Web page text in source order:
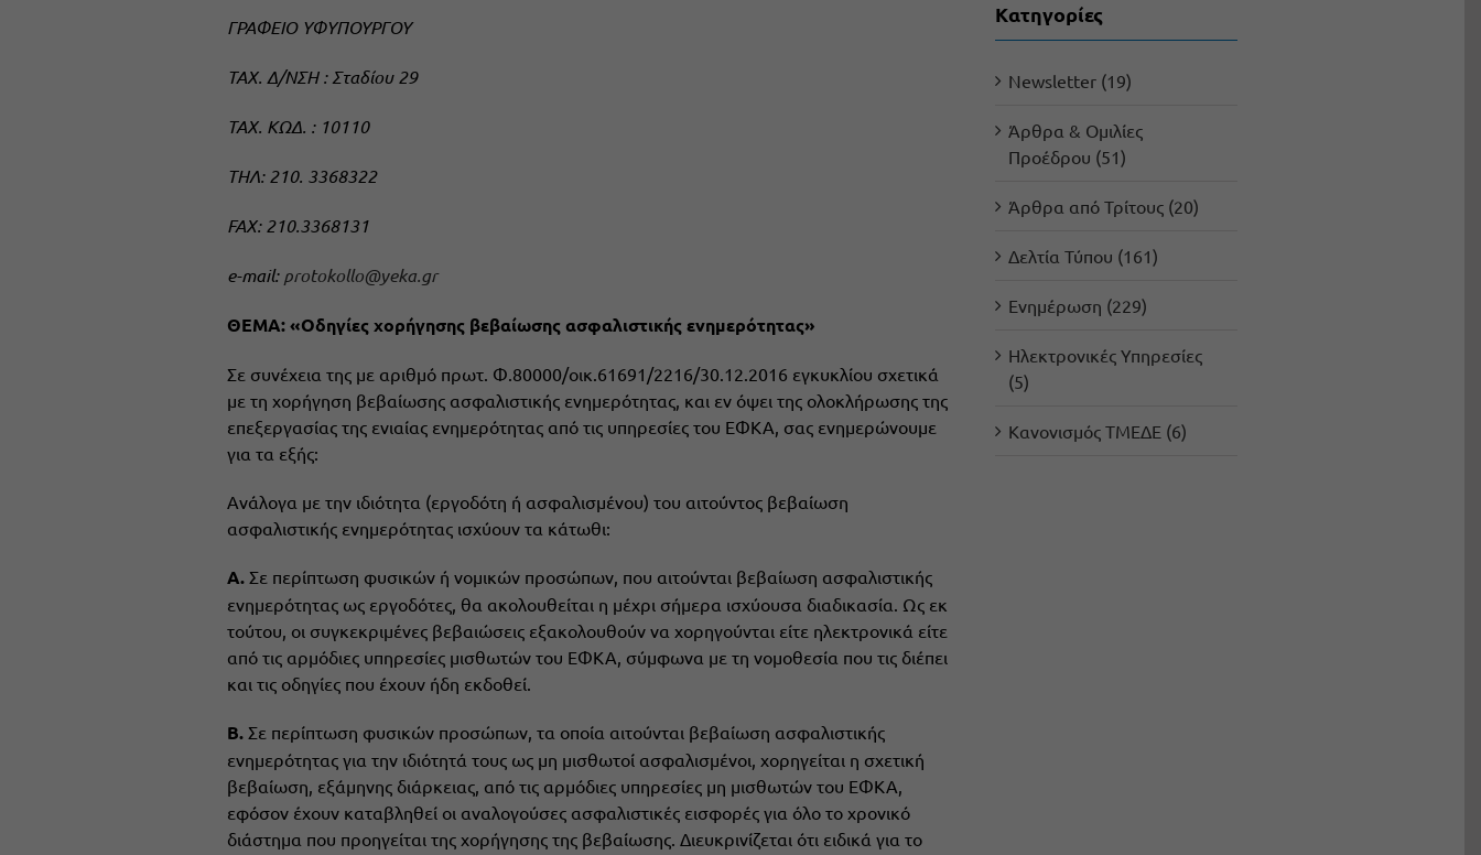
ΓΡΑΦΕΙΟ ΥΦΥΠΟΥΡΓΟΥ
TAX. Δ/ΝΣΗ : Σταδίου 29
TAX. ΚΩΔ. : 10110
ΤΗΛ: 210. 3368322
FAX: 210.3368131
e-mail:protokollo@yeka.gr
ΘΕΜΑ: «Οδηγίες χορήγησης βεβαίωσης ασφαλιστικής ενημερότητας»
Σε συνέχεια της με αριθμό πρωτ. Φ.80000/οικ.61691/2216/30.12.2016 εγκυκλίου σχετικά
με τη χορήγηση βεβαίωσης ασφαλιστικής ενημερότητας, και εν όψει της ολοκλήρωσης της
επεξεργασίας της ενιαίας ενημερότητας από τις υπηρεσίες του ΕΦΚΑ, σας ενημερώνουμε
για τα εξής:
Ανάλογα με την ιδιότητα (εργοδότη ή ασφαλισμένου) του αιτούντος βεβαίωση
ασφαλιστικής ενημερότητας ισχύουν τα κάτωθι:
Α. Σε περίπτωση φυσικών ή νομικών προσώπων, που αιτούνται βεβαίωση ασφαλιστικής
ενημερότητας ως εργοδότες, θα ακολουθείται η μέχρι σήμερα ισχύουσα διαδικασία. Ως εκ
τούτου, οι συγκεκριμένες βεβαιώσεις εξακολουθούν να χορηγούνται είτε ηλεκτρονικά είτε
από τις αρμόδιες υπηρεσίες μισθωτών του ΕΦΚΑ, σύμφωνα με τη νομοθεσία που τις διέπει
και τις οδηγίες που έχουν ήδη εκδοθεί.
Β. Σε περίπτωση φυσικών προσώπων, τα οποία αιτούνται βεβαίωση ασφαλιστικής
ενημερότητας για την ιδιότητά τους ως μη μισθωτοί ασφαλισμένοι, χορηγείται η σχετική
βεβαίωση, εξάμηνης διάρκειας, από τις αρμόδιες υπηρεσίες μη μισθωτών του ΕΦΚΑ,
εφόσον έχουν καταβληθεί οι αναλογούσες ασφαλιστικές εισφορές για όλο το χρονικό
διάστημα που προηγείται της χορήγησης της βεβαίωσης. Διευκρινίζεται ότι ειδικά για το
Kατηγορίες
Newsletter (19)
Άρθρα & Ομιλίες
Προέδρου (51)
Άρθρα από Τρίτους (20)
Δελτία Τύπου (161)
Ενημέρωση (229)
Ηλεκτρονικές Υπηρεσίες
(5)
Κανονισμός ΤΜΕΔΕ (6)